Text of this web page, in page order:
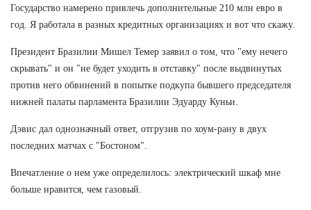
Государство намерено привлечь дополнительные 210 млн евро в
год. Я работала в разных кредитных организациях и вот что скажу.
Президент Бразилии Мишел Темер заявил о том, что "ему нечего
скрывать" и он "не будет уходить в отставку" после выдвинутых
против него обвинений в попытке подкупа бывшего председателя
нижней палаты парламента Бразилии Эдуарду Куньи.
Дэвис дал однозначный ответ, отгрузив по хоум-рану в двух
последних матчах с "Бостоном".
Впечатление о нем уже определилось: электрический шкаф мне
больше нравится, чем газовый.